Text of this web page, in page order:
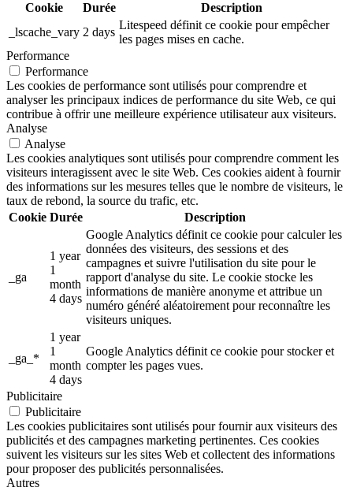
Cookie
Durée
Description
_lscache_vary 2 days
Litespeed définit ce cookie pour empêcher
les pages mises en cache.
Performance
Performance
Les cookies de performance sont utilisés pour comprendre et
analyser les principaux indices de performance du site Web, ce qui
contribue à offrir une meilleure expérience utilisateur aux visiteurs.
Analyse
Analyse
Les cookies analytiques sont utilisés pour comprendre comment les
visiteurs interagissent avec le site Web. Ces cookies aident à fournir
des informations sur les mesures telles que le nombre de visiteurs, le
taux de rebond, la source du trafic, etc.
Cookie Durée Description
_ga
1 year
1
month
4 days
Google Analytics définit ce cookie pour calculer les
données des visiteurs, des sessions et des
campagnes et suivre l'utilisation du site pour le
rapport d'analyse du site. Le cookie stocke les
informations de manière anonyme et attribue un
numéro généré aléatoirement pour reconnaître les
visiteurs uniques.
_ga_*
1 year
1
month
4 days
Google Analytics définit ce cookie pour stocker et
compter les pages vues.
Publicitaire
Publicitaire
Les cookies publicitaires sont utilisés pour fournir aux visiteurs des
publicités et des campagnes marketing pertinentes. Ces cookies
suivent les visiteurs sur les sites Web et collectent des informations
pour proposer des publicités personnalisées.
Autres